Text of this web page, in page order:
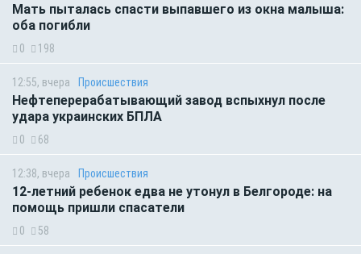
Мать пыталась спасти выпавшего из окна малыша:
оба погибли
0 198
12:55, вчера Происшествия
Нефтеперерабатывающий завод вспыхнул после
удара украинских БПЛА
0 68
12:38, вчера Происшествия
12-летний ребенок едва не утонул в Белгороде: на
помощь пришли спасатели
0 58